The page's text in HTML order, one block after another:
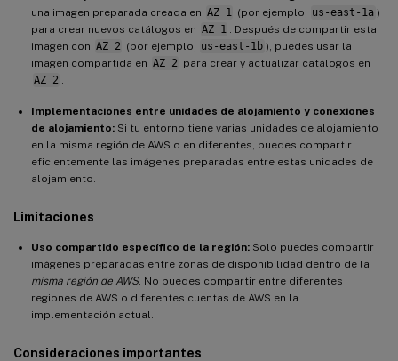
una imagen preparada creada en AZ 1 (por ejemplo, us-east-1a )
para crear nuevos catálogos en AZ 1
. Después de compartir esta
imagen con AZ 2 (por ejemplo, us-east-1b ), puedes usar la
imagen compartida en AZ 2 para crear y actualizar catálogos en
AZ 2
Implementaciones entre unidades de alojamiento y conexiones
de alojamiento: Si tu entorno tiene varias unidades de alojamiento
en la misma región de AWS o en diferentes, puedes compartir
eficientemente las imágenes preparadas entre estas unidades de
alojamiento.
Limitaciones
Uso compartido específico de la región: Solo puedes compartir
imágenes preparadas entre zonas de disponibilidad dentro de la
misma región de AWS. No puedes compartir entre diferentes
regiones de AWS o diferentes cuentas de AWS en la
implementación actual.
Consideraciones importantes